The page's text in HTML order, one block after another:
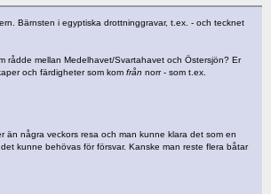
Bärnsten i egyptiska drottninggravar, t.ex. - och tecknet
rådde mellan Medelhavet/Svartahavet och Östersjön? Er
och färdigheter som kom från norr - som t.ex.
några veckors resa och man kunne klara det som en
kunne behövas för försvar. Kanske man reste flera båtar